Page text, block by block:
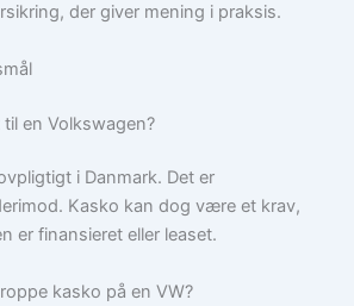
der giver mening i praksis.
en Volkswagen?
i Danmark. Det er
Kasko kan dog være et krav,
er finansieret eller leaset.
kasko på en VW?